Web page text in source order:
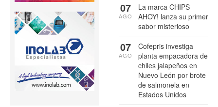
La marca CHIPS
AHOY! lanza su primer
sabor misterioso
07
AGO
Cofepris investiga
planta empacadora de
chiles jalapeños en
Nuevo León por brote
de salmonela en
Estados Unidos
07
AGO